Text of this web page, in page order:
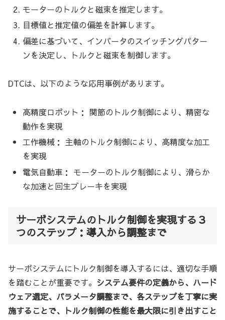
モーターのトルクと磁束を推定します。
目標値と推定値の偏差を計算します。
偏差に基づいて、インバータのスイッチングパター
ンを決定し、トルクと磁束を制御します。
DTCは、以下のような応用事例があります。
高精度ロボット： 関節のトルク制御により、精密な
動作を実現
工作機械： 主軸のトルク制御により、高精度な加工
を実現
電気自動車： モーターのトルク制御により、滑らか
な加速と回生ブレーキを実現
サーボシステムのトルク制御を実現する３
つのステップ：導入から調整まで
サーボシステムにトルク制御を導入するには、適切な手順
を踏むことが重要です。 システム要件の定義から、ハード
ウェア選定、パラメータ調整まで、各ステップを丁寧に実
施することで、トルク制御の性能を最大限に引き出すこと